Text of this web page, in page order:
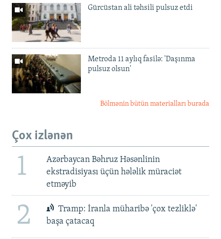
Gürcüstan ali təhsili pulsuz etdi
Metroda 11 aylıq fasilə: 'Daşınma
pulsuz olsun'
Bölmənin bütün materialları burada
Çox izlənən
1
Azərbaycan Bəhruz Həsənlinin
ekstradisiyası üçün hələlik müraciət
etməyib
2
Tramp: İranla müharibə 'çox tezliklə'
başa çatacaq